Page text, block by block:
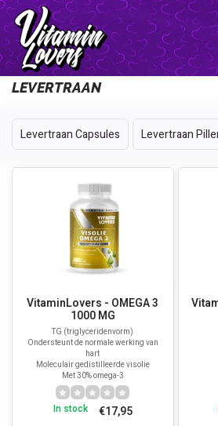
Back
LEVERTRAAN
Levertraan Capsules Levertraan
VitaminLovers - OMEGA 3
1000 MG
TG (triglyceridenvorm)
Ondersteunt de normale werking van
hart
Moleculair gedistilleerde visolie
Met 30% omega-3
€17,95
In stock